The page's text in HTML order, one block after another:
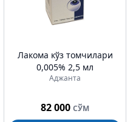
Лакома кўз томчилари
0,005% 2,5 мл
Аджанта
82 000 СЎМ